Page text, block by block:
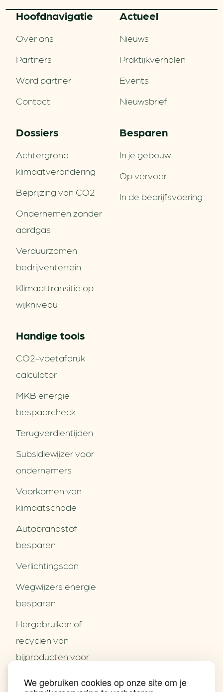
We gebruiken cookies op onze site om je
Partners
Contact
Nieuws
Hoofd­navigatie
Over ons
Partners
Word partner
Contact
Actueel
Nieuws
Praktijkverhalen
Events
Nieuwsbrief
Dossiers
Achtergrond
klimaatverandering
Beprijzing van CO2
Ondernemen zonder
aardgas
Verduurzamen
bedrijventerrein
Klimaattransitie op
wijkniveau
Besparen
In je gebouw
Op vervoer
In de bedrijfsvoering
Handige tools
CO2-voetafdruk
calculator
MKB energie
bespaarcheck
Terugverdien­tijden
Subsidiewijzer voor
ondernemers
Voorkomen van
klimaatschade
Autobrandstof
besparen
Verlichtingscan
Wegwijzers energie
besparen
Hergebruiken of
recyclen van
bijproducten voor